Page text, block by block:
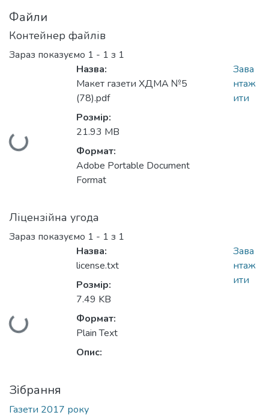
Файли
Контейнер файлів
Зараз показуємо 1 - 1 з 1
Вантажиться...
Назва:
Макет газети ХДМА №5
(78).pdf
Розмір:
21.93 MB
Формат:
Adobe Portable Document
Format
Зава
нтаж
ити
Ліцензійна угода
Зараз показуємо 1 - 1 з 1
Вантажиться...
Назва:
license.txt
Розмір:
7.49 KB
Формат:
Plain Text
Опис:
Зава
нтаж
ити
Зібрання
Газети 2017 року